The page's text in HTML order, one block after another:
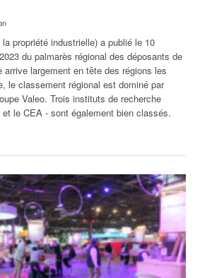
propriété industrielle) a publié le 10
du palmarès régional des déposants de
largement en tête des régions les
le classement régional est dominé par
Valeo. Trois instituts de recherche
le CEA - sont également bien classés.